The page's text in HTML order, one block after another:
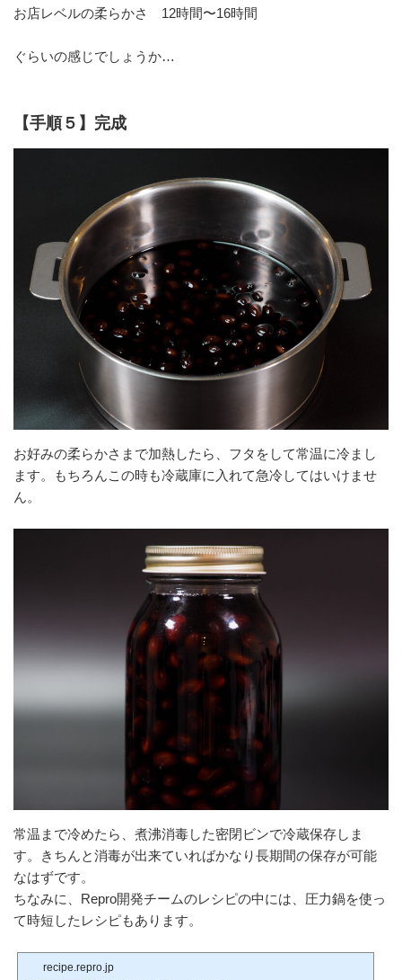
お店レベルの柔らかさ 12時間〜16時間
ぐらいの感じでしょうか…
【手順５】完成
お好みの柔らかさまで加熱したら、フタをして常温に冷まし
ます。もちろんこの時も冷蔵庫に入れて急冷してはいけませ
ん。
常温まで冷めたら、煮沸消毒した密閉ビンで冷蔵保存しま
す。きちんと消毒が出来ていればかなり長期間の保存が可能
なはずです。
ちなみに、Repro開発チームのレシピの中には、圧力鍋を使っ
て時短したレシピもあります。
recipe.repro.jp